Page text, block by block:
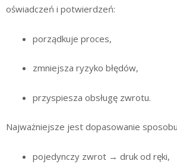
oświadczeń i potwierdzeń:
porządkuje proces,
zmniejsza ryzyko błędów,
przyspiesza obsługę zwrotu.
Najważniejsze jest dopasowanie
pojedynczy zwrot → druk od ręki,